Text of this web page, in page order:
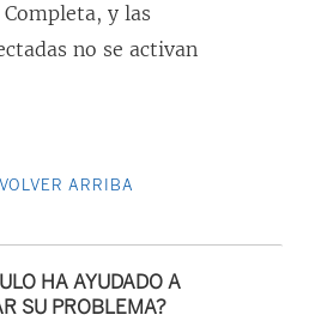
y las
no se activan
VOLVER ARRIBA
HA AYUDADO A
SU PROBLEMA?